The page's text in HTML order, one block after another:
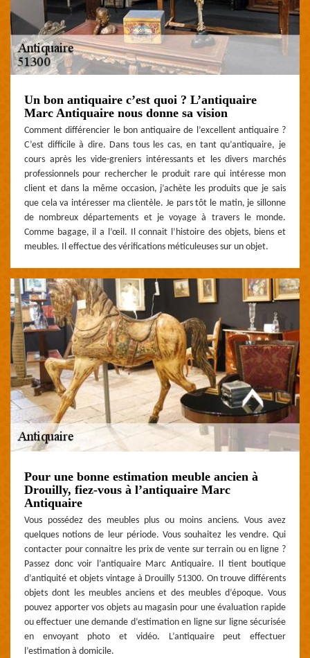
Un bon antiquaire c’est quoi ? L’antiquaire
Marc Antiquaire nous donne sa vision
Comment différencier le bon antiquaire de l’excellent antiquaire ?
C’est difficile à dire. Dans tous les cas, en tant qu’antiquaire, je
cours après les vide-greniers intéressants et les divers marchés
professionnels pour rechercher le produit rare qui intéresse mon
client et dans la même occasion, j’achète les produits que je sais
que cela va intéresser ma clientèle. Je pars tôt le matin, je sillonne
de nombreux départements et je voyage à travers le monde.
Comme bagage, il a l’œil. Il connait l’histoire des objets, biens et
meubles. Il effectue des vérifications méticuleuses sur un objet.
Pour une bonne estimation meuble ancien à
Drouilly, fiez-vous à l’antiquaire Marc
Antiquaire
Vous possédez des meubles plus ou moins anciens. Vous avez
quelques notions de leur période. Vous souhaitez les vendre. Qui
contacter pour connaitre les prix de vente sur terrain ou en ligne ?
Passez donc voir l’antiquaire Marc Antiquaire. Il tient boutique
d’antiquité et objets vintage à Drouilly 51300. On trouve différents
objets dont les meubles anciens et des meubles d’époque. Vous
pouvez apporter vos objets au magasin pour une évaluation rapide
ou effectuer une demande d’estimation en ligne sur ligne sécurisée
en envoyant photo et vidéo. L’antiquaire peut effectuer
l’estimation à domicile.